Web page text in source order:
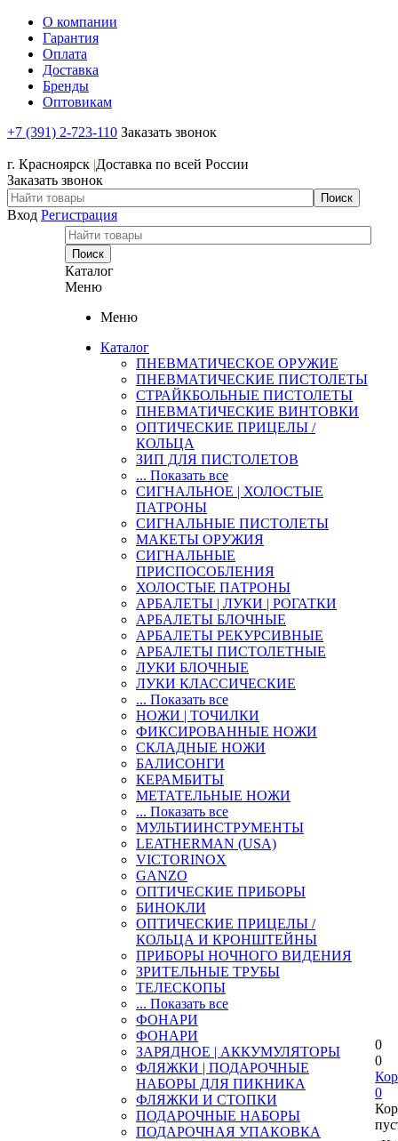
О компании
Гарантия
Оплата
Доставка
Бренды
Оптовикам
+7 (391) 2-723-110 Заказать звонок
г. Красноярск |Доставка по всей России
Заказать звонок
Вход Регистрация
Каталог
Меню
Меню
Каталог
ПНЕВМАТИЧЕСКОЕ ОРУЖИЕ
ПНЕВМАТИЧЕСКИЕ ПИСТОЛЕТЫ
СТРАЙКБОЛЬНЫЕ ПИСТОЛЕТЫ
ПНЕВМАТИЧЕСКИЕ ВИНТОВКИ
ОПТИЧЕСКИЕ ПРИЦЕЛЫ /
КОЛЬЦА
ЗИП ДЛЯ ПИСТОЛЕТОВ
... Показать все
СИГНАЛЬНОЕ | ХОЛОСТЫЕ
ПАТРОНЫ
СИГНАЛЬНЫЕ ПИСТОЛЕТЫ
МАКЕТЫ ОРУЖИЯ
СИГНАЛЬНЫЕ
ПРИСПОСОБЛЕНИЯ
ХОЛОСТЫЕ ПАТРОНЫ
АРБАЛЕТЫ | ЛУКИ | РОГАТКИ
АРБАЛЕТЫ БЛОЧНЫЕ
АРБАЛЕТЫ РЕКУРСИВНЫЕ
АРБАЛЕТЫ ПИСТОЛЕТНЫЕ
ЛУКИ БЛОЧНЫЕ
ЛУКИ КЛАССИЧЕСКИЕ
... Показать все
НОЖИ | ТОЧИЛКИ
ФИКСИРОВАННЫЕ НОЖИ
СКЛАДНЫЕ НОЖИ
БАЛИСОНГИ
КЕРАМБИТЫ
МЕТАТЕЛЬНЫЕ НОЖИ
... Показать все
МУЛЬТИИНСТРУМЕНТЫ
LEATHERMAN (USA)
VICTORINOX
GANZO
ОПТИЧЕСКИЕ ПРИБОРЫ
БИНОКЛИ
ОПТИЧЕСКИЕ ПРИЦЕЛЫ /
КОЛЬЦА И КРОНШТЕЙНЫ
ПРИБОРЫ НОЧНОГО ВИДЕНИЯ
ЗРИТЕЛЬНЫЕ ТРУБЫ
ТЕЛЕСКОПЫ
... Показать все
ФОНАРИ
ФОНАРИ
ЗАРЯДНОЕ | АККУМУЛЯТОРЫ
ФЛЯЖКИ | ПОДАРОЧНЫЕ
НАБОРЫ ДЛЯ ПИКНИКА
ФЛЯЖКИ И СТОПКИ
ПОДАРОЧНЫЕ НАБОРЫ
ПОДАРОЧНАЯ УПАКОВКА
0
0
0